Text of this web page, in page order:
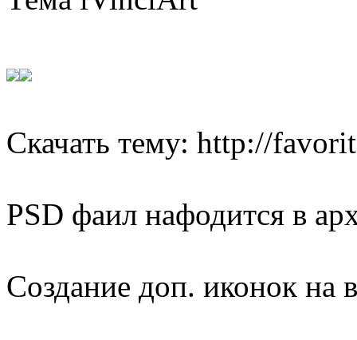
Скачать тему: http://
PSD фаил нафодится в
Создание доп. иконок на